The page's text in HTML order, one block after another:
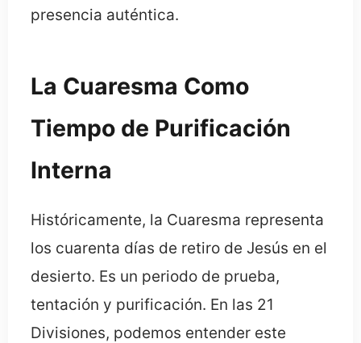
presencia auténtica.
La Cuaresma Como
Tiempo de Purificación
Interna
Históricamente, la Cuaresma representa
los cuarenta días de retiro de Jesús en el
desierto. Es un periodo de prueba,
tentación y purificación. En las 21
Divisiones, podemos entender este